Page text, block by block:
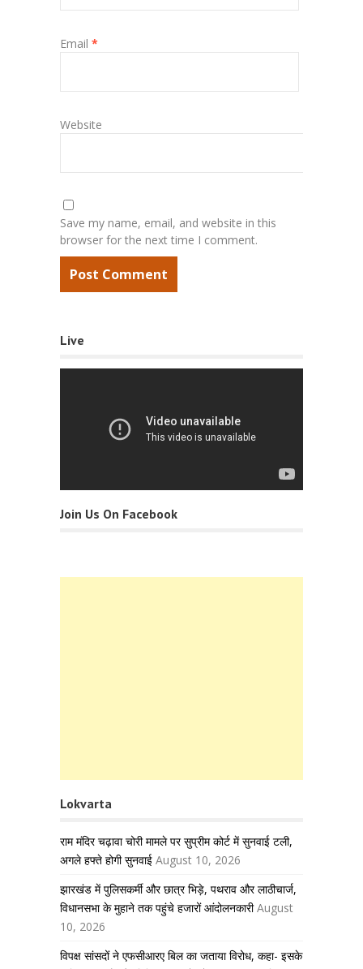
Email *
Website
Save my name, email, and website in this
browser for the next time I comment.
Live
Join Us On Facebook
Lokvarta
राम मंदिर चढ़ावा चोरी मामले पर सुप्रीम कोर्ट में सुनवाई टली,
अगले हफ्ते होगी सुनवाई August 10, 2026
झारखंड में पुलिसकर्मी और छात्र भिड़े, पथराव और लाठीचार्ज,
विधानसभा के मुहाने तक पहुंचे हजारों आंदोलनकारी August
10, 2026
विपक्ष सांसदों ने एफसीआरए बिल का जताया विरोध, कहा- इसके